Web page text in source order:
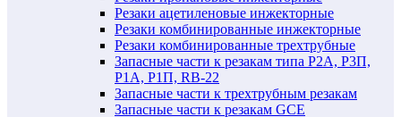
Резаки ацетиленовые инжекторные
Резаки комбинированные инжекторные
Резаки комбинированные трехтрубные
Запасные части к резакам типа Р2А, Р3П,
Р1А, Р1П, RB-22
Запасные части к трехтрубным резакам
Запасные части к резакам GCE